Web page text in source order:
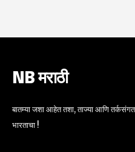
NB मराठी
बातम्या जशा आहेत तशा, ताज्या आणि
भारताचा !